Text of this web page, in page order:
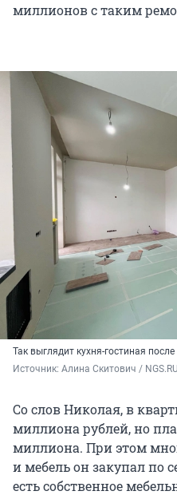
миллионов с таким
Так выглядит кухня-гостиная
Источник: Алина Скитович / NGS.RU
Со слов Николая, в
миллиона рублей, но
миллиона. При этом
и мебель он закупал по
есть собственное